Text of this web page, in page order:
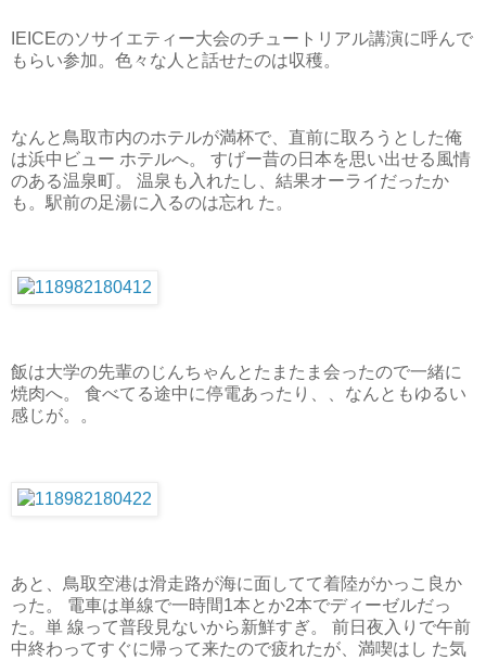
IEICEのソサイエティー大会のチュートリアル講演に呼んで
もらい参加。色々な人と話せたのは収穫。
なんと鳥取市内のホテルが満杯で、直前に取ろうとした俺
は浜中ビュー ホテルへ。 すげー昔の日本を思い出せる風情
のある温泉町。 温泉も入れたし、結果オーライだったか
も。駅前の足湯に入るのは忘れ た。
飯は大学の先輩のじんちゃんとたまたま会ったので一緒に
焼肉へ。 食べてる途中に停電あったり、、なんともゆるい
感じが。。
あと、鳥取空港は滑走路が海に面してて着陸がかっこ良か
った。 電車は単線で一時間1本とか2本でディーゼルだっ
た。単 線って普段見ないから新鮮すぎ。 前日夜入りで午前
中終わってすぐに帰って来たので疲れたが、満喫はし た気